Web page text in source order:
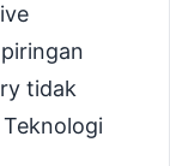
tidak